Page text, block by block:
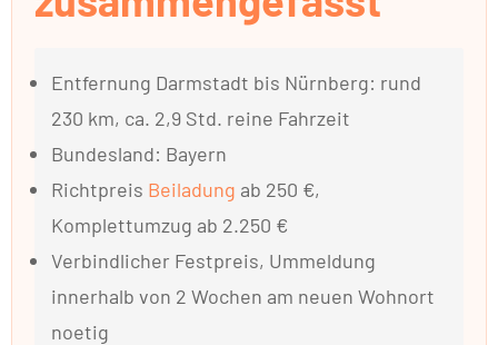
Entfernung Darmstadt bis Nürnberg: rund
230 km, ca. 2,9 Std. reine Fahrzeit
Bundesland: Bayern
Richtpreis Beiladung ab 250 €,
Komplettumzug ab 2.250 €
Verbindlicher Festpreis, Ummeldung
innerhalb von 2 Wochen am neuen Wohnort
noetig